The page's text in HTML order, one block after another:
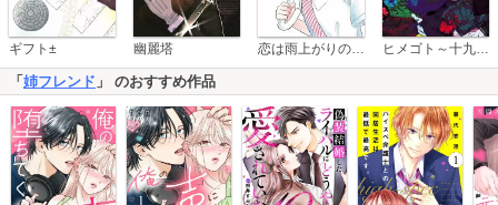
ギフト± 幽麗塔 恋は雨上がりのように ヒメゴト～十九歳の制服～
「 姉フレンド 」 のおすすめ作品